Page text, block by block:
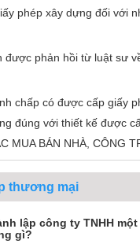
được phản hồi từ luật sư
chấp có được cấp giấy
đúng với thiết kế được
MUA BÁN NHÀ, CÔNG
thương mại
lập công ty TNHH
gì?